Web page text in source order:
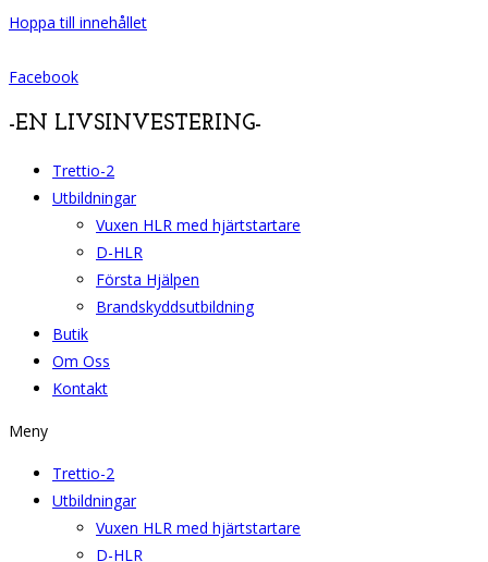
Hoppa till innehållet
Facebook
-EN LIVSINVESTERING-
Trettio-2
Utbildningar
Vuxen HLR med hjärtstartare
D-HLR
Första Hjälpen
Brandskyddsutbildning
Butik
Om Oss
Kontakt
Meny
Trettio-2
Utbildningar
Vuxen HLR med hjärtstartare
D-HLR